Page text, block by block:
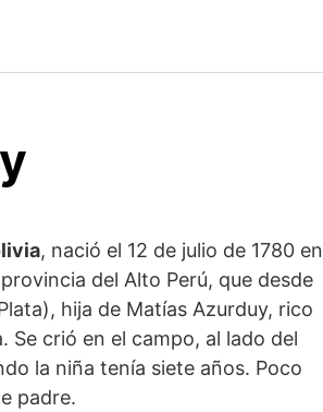
, nació el 12 de julio de 1780 en
del Alto Perú, que desde
hija de Matías Azurduy, rico
Se crió en el campo, al lado del
la niña tenía siete años. Poco
padre.